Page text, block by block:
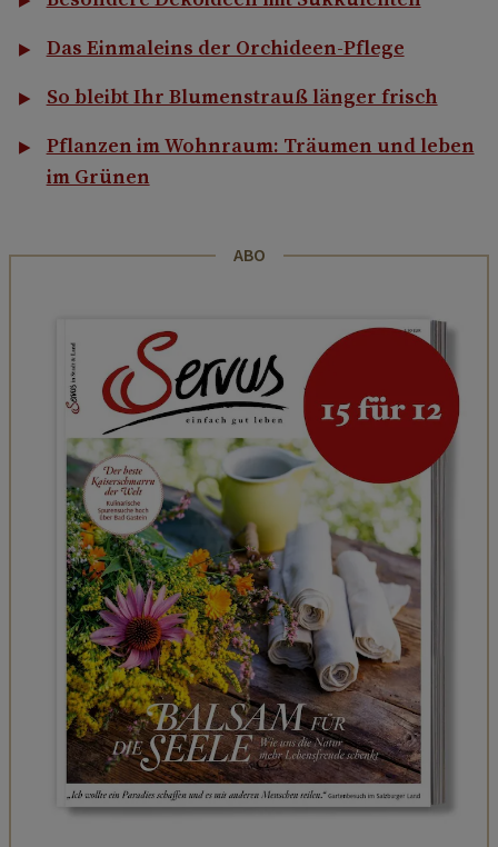
Das Einmaleins der Orchideen-Pflege
So bleibt Ihr Blumenstrauß länger frisch
Pflanzen im Wohnraum: Träumen und leben
im Grünen
ABO